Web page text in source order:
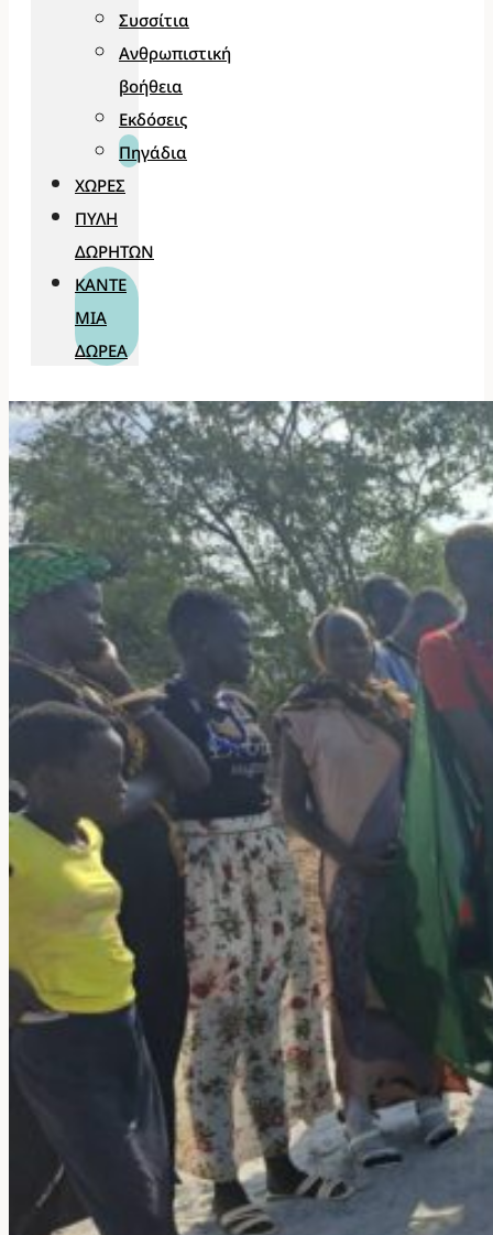
Συσσίτια
Ανθρωπιστική
βοήθεια
Εκδόσεις
Πηγάδια
ΧΏΡΕΣ
ΠΎΛΗ
ΔΩΡΗΤΏΝ
ΚΆΝΤΕ
ΜΊΑ
ΔΩΡΕΆ